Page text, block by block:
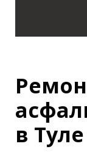
в Туле